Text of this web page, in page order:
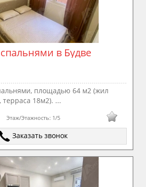
в Будве
площадью 64 м2 (жил
18м2). ...
Этаж/Этажность: 1/5
Заказать звонок